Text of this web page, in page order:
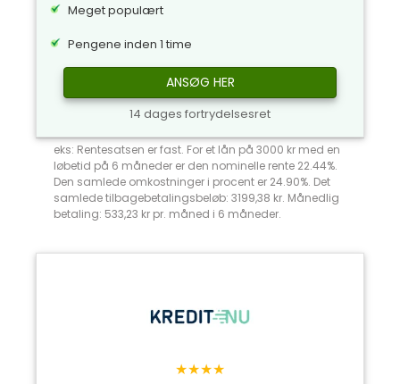
Meget populært
Pengene inden 1 time
ANSØG HER
14 dages fortrydelsesret
eks: Rentesatsen er fast. For et lån på 3000 kr med en
løbetid på 6 måneder er den nominelle rente 22.44%.
Den samlede omkostninger i procent er 24.90%. Det
samlede tilbagebetalingsbeløb: 3199,38 kr. Månedlig
betaling: 533,23 kr pr. måned i 6 måneder.
★★★★